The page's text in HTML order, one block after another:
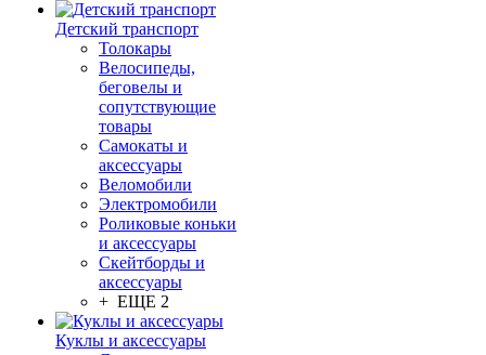
Детский транспорт
Толокары
Велосипеды,
беговелы и
сопутствующие
товары
Самокаты и
аксессуары
Веломобили
Электромобили
Роликовые коньки
и аксессуары
Скейтборды и
аксессуары
+ ЕЩЕ 2
Куклы и аксессуары